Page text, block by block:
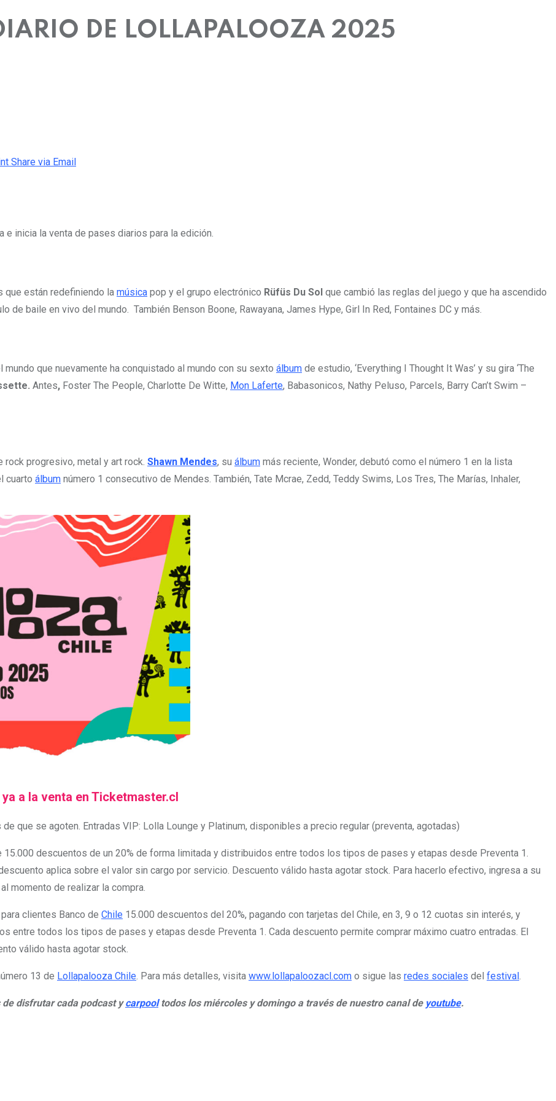
DE LOLLAPALOOZA 2025
Share via Email
inicia la venta de pases diarios para la edición.
que están redefiniendo la música pop y el grupo electrónico Rüfüs Du Sol que cambió las reglas del juego y que ha ascendido
baile en vivo del mundo. También Benson Boone, Rawayana, James Hype, Girl In Red, Fontaines DC y más.
que nuevamente ha conquistado al mundo con su sexto álbum de estudio, ‘Everything I Thought It Was’ y su gira ‘The
Antes, Foster The People, Charlotte De Witte, Mon Laferte, Babasonicos, Nathy Peluso, Parcels, Barry Can’t Swim –
progresivo, metal y art rock. Shawn Mendes, su álbum más reciente, Wonder, debutó como el número 1 en la lista
cuarto álbum número 1 consecutivo de Mendes. También, Tate Mcrae, Zedd, Teddy Swims, Los Tres, The Marías, Inhaler,
ya a la venta en Ticketmaster.cl
que se agoten. Entradas VIP: Lolla Lounge y Platinum, disponibles a precio regular (preventa, agotadas)
15.000 descuentos de un 20% de forma limitada y distribuidos entre todos los tipos de pases y etapas desde Preventa 1.
aplica sobre el valor sin cargo por servicio. Descuento válido hasta agotar stock. Para hacerlo efectivo, ingresa a su
momento de realizar la compra.
clientes Banco de Chile 15.000 descuentos del 20%, pagando con tarjetas del Chile, en 3, 9 o 12 cuotas sin interés, y
entre todos los tipos de pases y etapas desde Preventa 1. Cada descuento permite comprar máximo cuatro entradas. El
válido hasta agotar stock.
13 de Lollapalooza Chile. Para más detalles, visita www.lollapaloozacl.com o sigue las redes sociales del festival.
disfrutar cada podcast ycarpooltodos los miércoles y domingo a través de nuestro canal de youtube.